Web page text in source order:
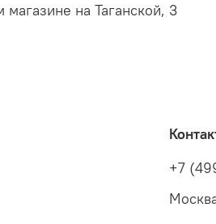
на Таганской, 3
+7